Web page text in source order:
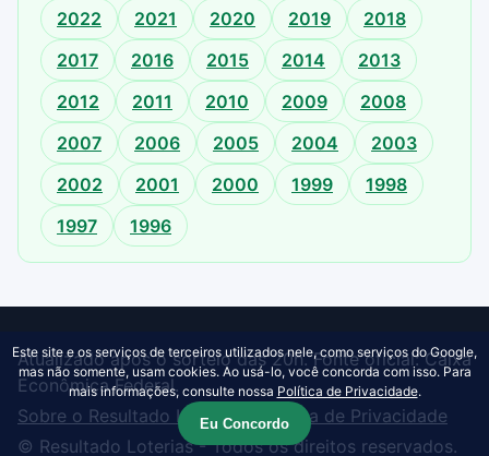
2022 2021 2020 2019
2018
2017
2016 2015 2014
2013
2012
2011 2010 2009
2008
2007
2006 2005 2004
2003
2002
2001 2000 1999
1998
1997
1996
Atualizado após o sorteio das 20h. Fonte oficial: Caixa
Econômica Federal.
Sobre o Resultado Loterias·Política de Privacidade
© Resultado Loterias - Todos os direitos reservados.
Este site e os serviços de terceiros utilizados nele, como serviços do Google,
mas não somente, usam cookies. Ao usá-lo, você concorda com isso. Para
mais informações, consulte nossa Política de Privacidade.
Eu Concordo